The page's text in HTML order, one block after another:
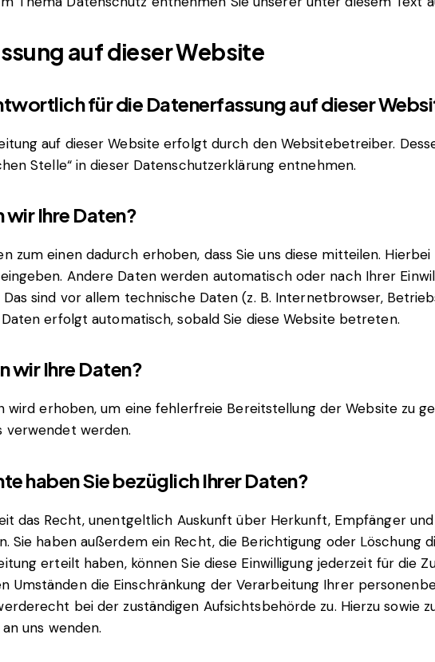
auf dieser Website
für die Datenerfassung auf dieser
auf dieser Website erfolgt durch den Websitebetreiber.
Stelle“ in dieser Datenschutzerklärung entnehmen.
wir Ihre Daten?
zum einen dadurch erhoben, dass Sie uns diese mitteilen.
Andere Daten werden automatisch oder nach Ihrer
sind vor allem technische Daten (z. B. Internetbrowser,
erfolgt automatisch, sobald Sie diese Website betreten.
wir Ihre Daten?
wird erhoben, um eine fehlerfreie Bereitstellung der Website zu
verwendet werden.
haben Sie bezüglich Ihrer Daten?
das Recht, unentgeltlich Auskunft über Herkunft, Empfänger
Sie haben außerdem ein Recht, die Berichtigung oder Löschung
erteilt haben, können Sie diese Einwilligung jederzeit für die
Umständen die Einschränkung der Verarbeitung Ihrer
bei der zuständigen Aufsichtsbehörde zu. Hierzu sowie
uns wenden.